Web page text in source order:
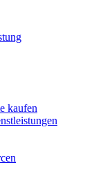
kaufen